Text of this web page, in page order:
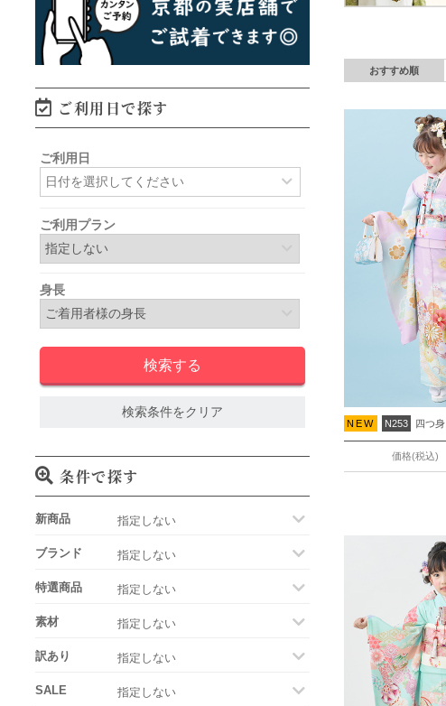
ご利用日で探す
ご利用日
ご利用プラン
身長
検索条件をクリア
条件で探す
新商品
ブランド
特選商品
素材
訳あり
SALE
おすすめ順
NEW N253 四つ身
価格(税込)